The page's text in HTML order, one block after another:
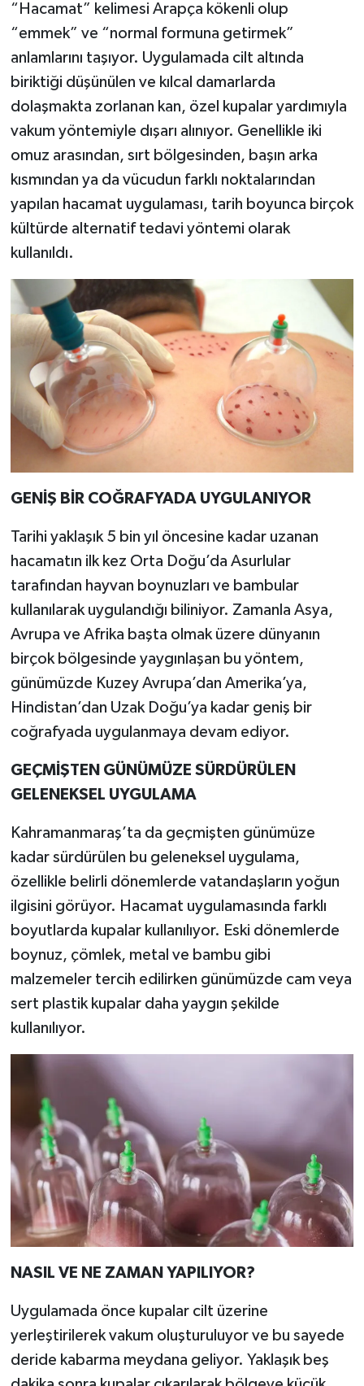
“Hacamat” kelimesi Arapça kökenli olup
“emmek” ve “normal formuna getirmek”
anlamlarını taşıyor. Uygulamada cilt altında
biriktiği düşünülen ve kılcal damarlarda
dolaşmakta zorlanan kan, özel kupalar yardımıyla
vakum yöntemiyle dışarı alınıyor. Genellikle iki
omuz arasından, sırt bölgesinden, başın arka
kısmından ya da vücudun farklı noktalarından
yapılan hacamat uygulaması, tarih boyunca birçok
kültürde alternatif tedavi yöntemi olarak
kullanıldı.
GENİŞ BİR COĞRAFYADA UYGULANIYOR
Tarihi yaklaşık 5 bin yıl öncesine kadar uzanan
hacamatın ilk kez Orta Doğu’da Asurlular
tarafından hayvan boynuzları ve bambular
kullanılarak uygulandığı biliniyor. Zamanla Asya,
Avrupa ve Afrika başta olmak üzere dünyanın
birçok bölgesinde yaygınlaşan bu yöntem,
günümüzde Kuzey Avrupa’dan Amerika’ya,
Hindistan’dan Uzak Doğu’ya kadar geniş bir
coğrafyada uygulanmaya devam ediyor.
GEÇMİŞTEN GÜNÜMÜZE SÜRDÜRÜLEN
GELENEKSEL UYGULAMA
Kahramanmaraş’ta da geçmişten günümüze
kadar sürdürülen bu geleneksel uygulama,
özellikle belirli dönemlerde vatandaşların yoğun
ilgisini görüyor. Hacamat uygulamasında farklı
boyutlarda kupalar kullanılıyor. Eski dönemlerde
boynuz, çömlek, metal ve bambu gibi
malzemeler tercih edilirken günümüzde cam veya
sert plastik kupalar daha yaygın şekilde
kullanılıyor.
NASIL VE NE ZAMAN YAPILIYOR?
Uygulamada önce kupalar cilt üzerine
yerleştirilerek vakum oluşturuluyor ve bu sayede
deride kabarma meydana geliyor. Yaklaşık beş